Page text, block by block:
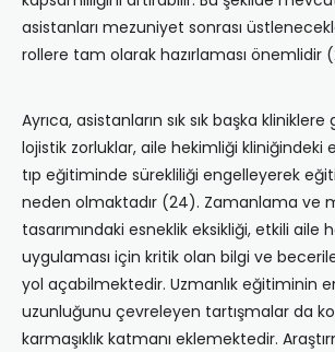
asistanları mezuniyet sonrası
rollere tam olarak hazırlaması önemlidir
Ayrıca, asistanların sık sık başka
lojistik zorluklar, aile hekimliği kliniğindeki
tıp eğitiminde sürekliliği engelleyerek
neden olmaktadır (24). Zamanlama ve
tasarımındaki esneklik eksikliği, etkili aile
uygulaması için kritik olan bilgi ve
yol açabilmektedir. Uzmanlık eğitiminin
uzunluğunu çevreleyen tartışmalar da
karmaşıklık katmanı eklemektedir.